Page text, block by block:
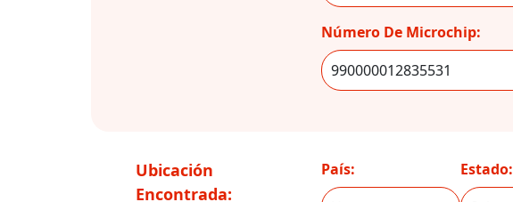
Número De Microchip:
Ubicación
Encontrada:
País: Estado: